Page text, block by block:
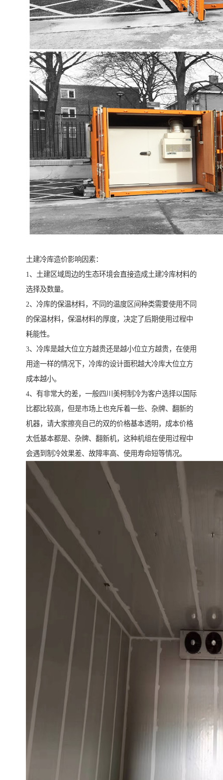
土建冷库造价影响因素：
1、土建区域周边的生态环境会直接造成土建冷库材料的
选择及数量。
2、冷库的保温材料，不同的温度区间种类需要使用不同
的保温材料，保温材料的厚度，决定了后期使用过程中
耗能性。
3、冷库是越大位立方越贵还是越小位立方越贵，在使用
用途一样的情况下，冷库的设计面积越大冷库大位立方
成本越小。
4、有非常大的差，一般四川美柯制冷为客户选择以国际
比都比较高，但是市场上也充斥着一些、杂牌、翻新的
机器，请大家擦亮自己的双的价格基本透明，成本价格
太低基本都是、杂牌、翻新机，这种机组在使用过程中
会遇到制冷效果差、故障率高、使用寿命短等情况。